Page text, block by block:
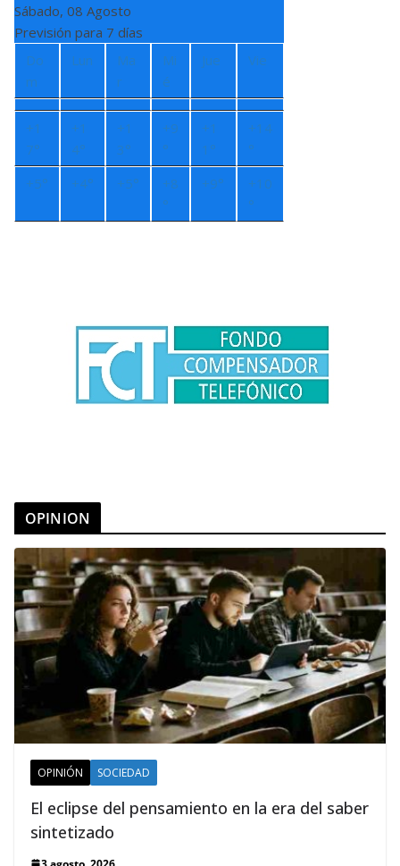
Sábado, 08 Agosto
Previsión para 7 días
Do
m
Lun
Ma
r
Mi
é
Jue Vie
+1
7°
+1
4°
+1
3°
+9
°
+1
1°
+14
°
+5° +4° +5° +8
°
+9° +10
°
OPINION
OPINIÓN SOCIEDAD
El eclipse del pensamiento en la era del saber
sintetizado